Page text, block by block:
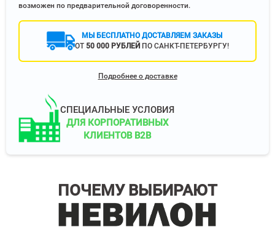
возможен по предварительной договоренности.
МЫ БЕСПЛАТНО ДОСТАВЛЯЕМ ЗАКАЗЫ
ОТ 50 000 РУБЛЕЙ ПО САНКТ-ПЕТЕРБУРГУ!
Подробнее о доставке
СПЕЦИАЛЬНЫЕ УСЛОВИЯ
ДЛЯ КОРПОРАТИВНЫХ
КЛИЕНТОВ B2B
ПОЧЕМУ ВЫБИРАЮТ